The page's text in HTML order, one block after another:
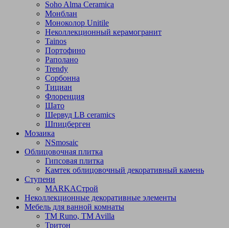
Soho Alma Ceramica
Монблан
Моноколор Unitile
Неколлекционный керамогранит
Tainos
Портофино
Раполано
Trendy
Сорбонна
Тициан
Флоренция
Шато
Шервуд LB ceramics
Шпицберген
Мозаика
NSmosaic
Облицовочная плитка
Гипсовая плитка
Камтек облицовочный декоративный камень
Ступени
МARKAСтрой
Неколлекционные декоративные элементы
Мебель для ванной комнаты
TM Runo, TM Avilla
Тритон